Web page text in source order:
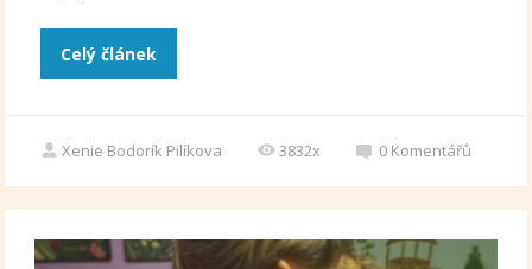
Celý článek
Xenie Bodorík Pilíkova 3832x 0 Komentářů